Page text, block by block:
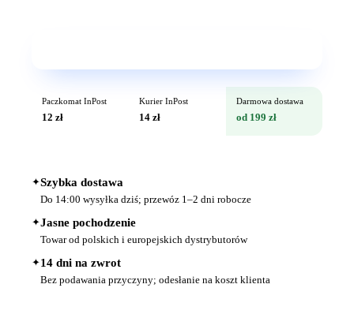
Paczkomat InPost
12 zł
Kurier InPost
14 zł
Darmowa dostawa
od 199 zł
✦Szybka dostawa
Do 14:00 wysyłka dziś; przewóz 1–2 dni robocze
✦Jasne pochodzenie
Towar od polskich i europejskich dystrybutorów
✦14 dni na zwrot
Bez podawania przyczyny; odesłanie na koszt klienta